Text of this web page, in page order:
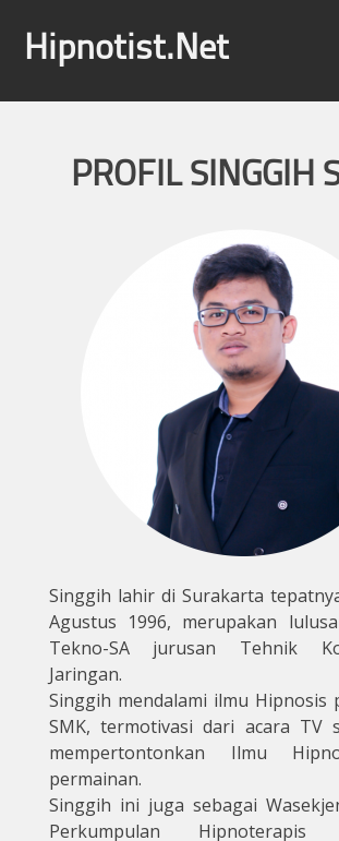
content
Hipnotist.Net
PROFIL SINGGIH
Singgih lahir di Surakarta
Agustus 1996, merupakan
Tekno-SA jurusan Tehnik
Jaringan.
Singgih mendalami ilmu Hipnosis
SMK, termotivasi dari acara TV
mempertontonkan Ilmu
permainan.
Singgih ini juga sebagai
Perkumpulan Hipnoterapis